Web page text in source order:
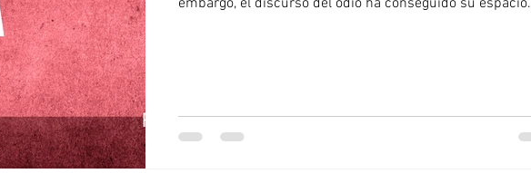
embargo, el discurso del odio ha conseguido su espacio.